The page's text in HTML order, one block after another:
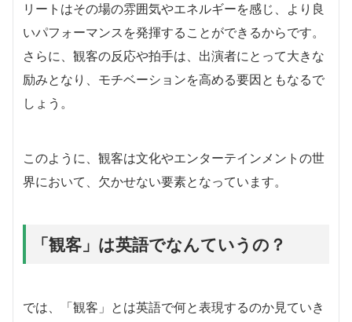
リートはその場の雰囲気やエネルギーを感じ、より良
いパフォーマンスを発揮することができるからです。
さらに、観客の反応や拍手は、出演者にとって大きな
励みとなり、モチベーションを高める要因ともなるで
しょう。
このように、観客は文化やエンターテインメントの世
界において、欠かせない要素となっています。
「観客」は英語でなんていうの？
では、「観客」とは英語で何と表現するのか見ていき